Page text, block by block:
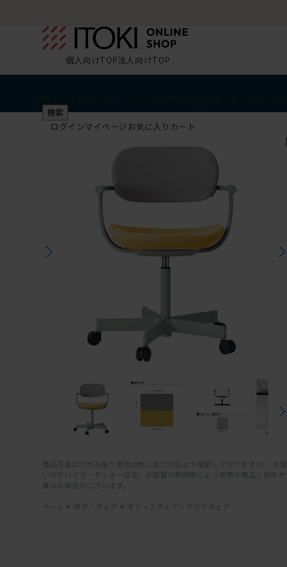
個人向けTOP法人向けTOP
検索
ログインマイページ お気に入り カート
商品写真はできる限り実物の色に近づけるよう徹底しておりますが、 お使
いのデバイス・モニター設定、お部屋の照明等により実際の商品と色味が
異なる場合がございます。
ホーム > 椅子・チェア > オフィスチェア・デスクチェア